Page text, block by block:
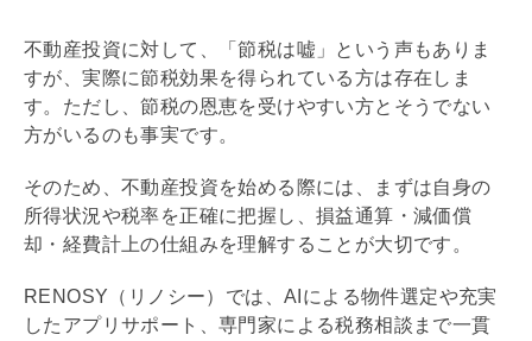
不動産投資に対して、「節税は嘘」という声もありま
すが、実際に節税効果を得られている方は存在しま
す。ただし、節税の恩恵を受けやすい方とそうでない
方がいるのも事実です。
そのため、不動産投資を始める際には、まずは自身の
所得状況や税率を正確に把握し、損益通算・ 減価償
却 ・経費計上の仕組みを理解することが大切です。
RENOSY（リノシー）では、AIによる物件選定や充実
したアプリサポート、専門家による税務相談まで一貫